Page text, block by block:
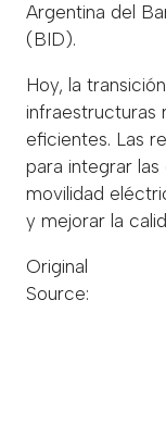
Argentina del
(BID).
Hoy, la
infraestructuras
eficientes. Las
para integrar
movilidad
y mejorar la
Original
Source: